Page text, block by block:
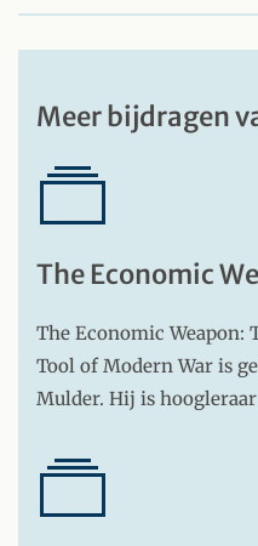
Meer bijdragen
The Economic
The Economic Weapon:
Tool of Modern War is
Mulder. Hij is